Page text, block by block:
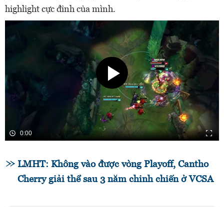
highlight cực đỉnh của mình.
0:00
LMHT: Không vào được vòng Playoff, Cantho
Cherry giải thể sau 3 năm chinh chiến ở VCSA